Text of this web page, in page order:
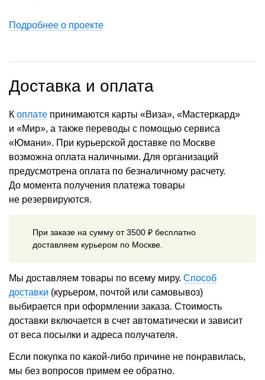
Подробнее о проекте
Доставка и оплата
К оплате принимаются карты «Виза», «Мастеркард»
и «Мир», а также переводы с помощью сервиса
«Юмани». При курьерской доставке по Москве
возможна оплата наличными. Для организаций
предусмотрена оплата по безналичному расчету.
До момента получения платежа товары
не резервируются.
При заказе на сумму от 3500 ₽ бесплатно
доставляем курьером по Москве.
Мы доставляем товары по всему миру. Способ
доставки (курьером, почтой или самовывоз)
выбирается при оформлении заказа. Стоимость
доставки включается в счет автоматически и зависит
от веса посылки и адреса получателя.
Если покупка по какой-либо причине не понравилась,
мы без вопросов примем ее обратно.